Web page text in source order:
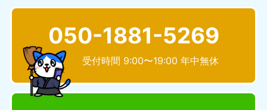
050-1881-5269
受付時間 9:00〜19:00 年中無休